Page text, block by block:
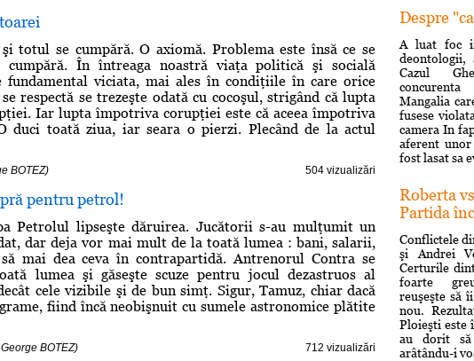
totul se cumpără. O axiomă. Problema este însă ce se
În întreaga noastră viaţa politică şi socială
fundamental viciata, mai ales în condiţiile în care orice
respectă se trezeşte odată cu cocoşul, strigând că lupta
Iar lupta împotriva corupţiei este că aceea împotriva
duci toată ziua, iar seara o pierzi. Plecând de la actul
BOTEZ) 504 vizualizări
pentru petrol!
Petrolul lipseşte dăruirea. Jucătorii s-au mulţumit un
dar deja vor mai mult de la toată lumea : bani, salarii,
mai dea ceva în contrapartidă. Antrenorul Contra se
lumea şi găseşte scuze pentru jocul dezastruos al
cele vizibile şi de bun simţ. Sigur, Tamuz, chiar dacă
fiind încă neobişnuit cu sumele astronomice plătite
BOTEZ) 712 vizualizări
Despre
A luat foc
deontologii,
Cazul
Mangalia
fusese
camera In
aferent
fost lasat sa
Roberta
Partida
Conflictele
şi Andrei
Certurile
foarte
reuşeşte să
nou.
Ploieşti este
au dorit
arâtându-i